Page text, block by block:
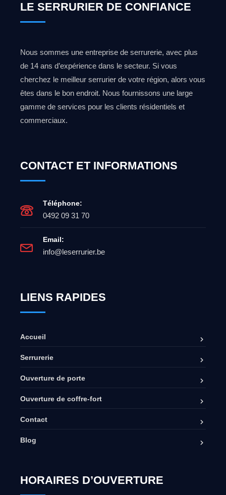
LE SERRURIER DE CONFIANCE
Nous sommes une entreprise de serrurerie, avec plus
de 14 ans d’expérience dans le secteur. Si vous
cherchez le meilleur serrurier de votre région, alors vous
êtes dans le bon endroit. Nous fournissons une large
gamme de services pour les clients résidentiels et
commerciaux.
CONTACT ET INFORMATIONS
Téléphone:
0492 09 31 70
Email:
info@leserrurier.be
LIENS RAPIDES
Accueil
Serrurerie
Ouverture de porte
Ouverture de coffre-fort
Contact
Blog
HORAIRES D’OUVERTURE